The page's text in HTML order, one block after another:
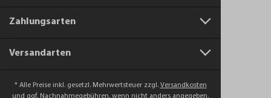
Zahlungsarten
Versandarten
* Alle Preise inkl. gesetzl. Mehrwertsteuer zzgl. Versandkosten
und ggf. Nachnahmegebühren, wenn nicht anders angegeben.